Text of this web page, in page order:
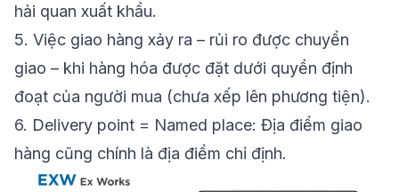
hải quan xuất khẩu.
5. Việc giao hàng xảy ra – rủi ro được chuyển
giao – khi hàng hóa được đặt dưới quyền định
đoạt của người mua (chưa xếp lên phương tiện).
6. Delivery point = Named place: Địa điểm giao
hàng cũng chính là địa điểm chỉ định.